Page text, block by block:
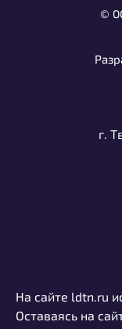
©
г.
На сайте ldtn.ru
Оставаясь на